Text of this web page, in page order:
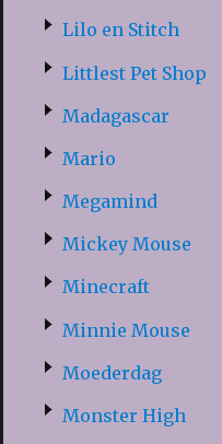
Lilo en Stitch
Littlest Pet Shop
Madagascar
Mario
Megamind
Mickey Mouse
Minecraft
Minnie Mouse
Moederdag
Monster High